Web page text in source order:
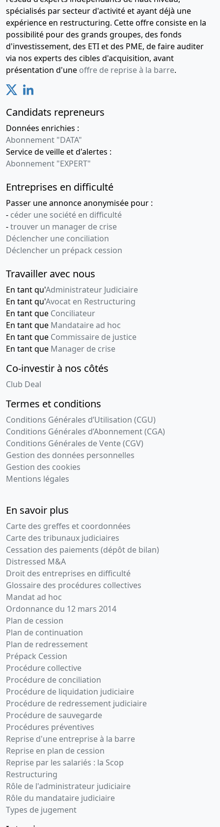
spécialisés par secteur d'activité et ayant déjà une
expérience en restructuring. Cette offre consiste en la
possibilité pour des grands groupes, des fonds
d'investissement, des ETI et des PME, de faire auditer
via nos experts des cibles d'acquisition, avant
présentation d'une offre de reprise à la barre.
Candidats repreneurs
Données enrichies :
Abonnement "DATA"
Service de veille et d'alertes :
Abonnement "EXPERT"
Entreprises en difficulté
Passer une annonce anonymisée pour :
- céder une société en difficulté
-trouver un manager de crise
Déclencher une conciliation
Déclencher un prépack cession
Travailler avec nous
En tant qu'Administrateur Judiciaire
En tant qu'Avocat en Restructuring
En tant que Conciliateur
En tant que Mandataire ad hoc
En tant que Commissaire de justice
En tant que Manager de crise
Co-investir à nos côtés
Club Deal
Termes et conditions
Conditions Générales d’Utilisation (CGU)
Conditions Générales d’Abonnement (CGA)
Conditions Générales de Vente (CGV)
Gestion des données personnelles
Gestion des cookies
Mentions légales
En savoir plus
Carte des greffes et coordonnées
Carte des tribunaux judiciaires
Cessation des paiements (dépôt de bilan)
Distressed M&A
Droit des entreprises en difficulté
Glossaire des procédures collectives
Mandat ad hoc
Ordonnance du 12 mars 2014
Plan de cession
Plan de continuation
Plan de redressement
Prépack Cession
Procédure collective
Procédure de conciliation
Procédure de liquidation judiciaire
Procédure de redressement judiciaire
Procédure de sauvegarde
Procédures préventives
Reprise d'une entreprise à la barre
Reprise en plan de cession
Reprise par les salariés : la Scop
Restructuring
Rôle de l'administrateur judiciaire
Rôle du mandataire judiciaire
Types de jugement